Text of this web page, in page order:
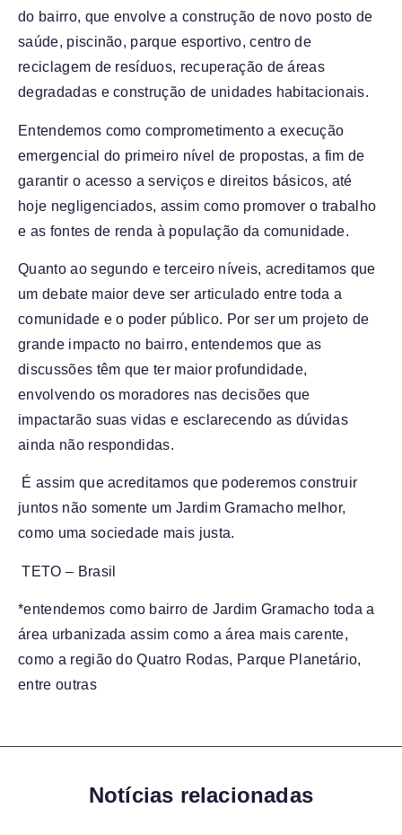
do bairro, que envolve a construção de novo posto de
saúde, piscinão, parque esportivo, centro de
reciclagem de resíduos, recuperação de áreas
degradadas e construção de unidades habitacionais.
Entendemos como comprometimento a execução
emergencial do primeiro nível de propostas, a fim de
garantir o acesso a serviços e direitos básicos, até
hoje negligenciados, assim como promover o trabalho
e as fontes de renda à população da comunidade.
Quanto ao segundo e terceiro níveis, acreditamos que
um debate maior deve ser articulado entre toda a
comunidade e o poder público. Por ser um projeto de
grande impacto no bairro, entendemos que as
discussões têm que ter maior profundidade,
envolvendo os moradores nas decisões que
impactarão suas vidas e esclarecendo as dúvidas
ainda não respondidas.
É assim que acreditamos que poderemos construir
juntos não somente um Jardim Gramacho melhor,
como uma sociedade mais justa.
TETO – Brasil
*entendemos como bairro de Jardim Gramacho toda a
área urbanizada assim como a área mais carente,
como a região do Quatro Rodas, Parque Planetário,
entre outras
Notícias relacionadas